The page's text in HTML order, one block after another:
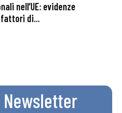
nell’UE: evidenze
di...